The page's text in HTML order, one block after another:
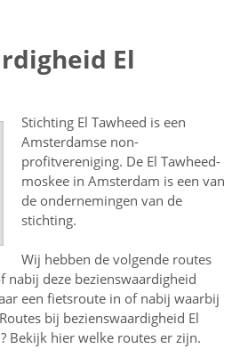
El
Stichting El Tawheed is een
Amsterdamse non-
profitvereniging. De El Tawheed-
moskee in Amsterdam is een van
de ondernemingen van de
stichting.
Wij hebben de volgende routes
nabij deze bezienswaardigheid
een fietsroute in of nabij waarbij
Routes bij bezienswaardigheid El
Bekijk hier welke routes er zijn.